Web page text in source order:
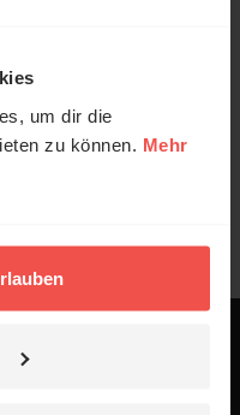
um dir die
zu können. Mehr